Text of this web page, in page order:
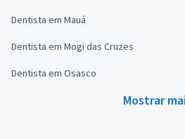
Dentista em Mauá
Dentista em Mogi das Cruzes
Dentista em Osasco
Mostrar